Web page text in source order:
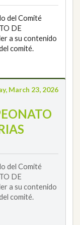
del Comité
DE
a su contenido
comité.
March 23, 2026
del Comité
DE
a su contenido
comité.